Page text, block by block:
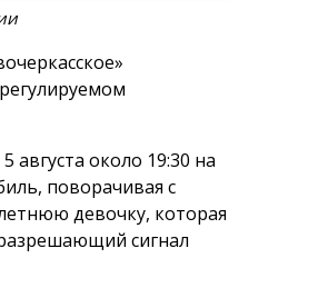
около 19:30 на
поворачивая с
девочку, которая
сигнал